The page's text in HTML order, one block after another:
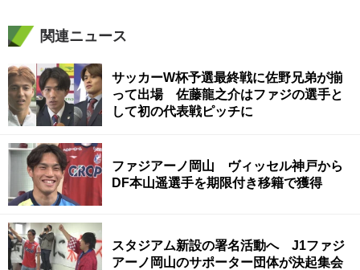
関連ニュース
サッカーW杯予選最終戦に佐野兄弟が揃
って出場 佐藤龍之介はファジの選手と
して初の代表戦ピッチに
ファジアーノ岡山 ヴィッセル神戸から
DF本山遥選手を期限付き移籍で獲得
スタジアム新設の署名活動へ J1ファジ
アーノ岡山のサポーター団体が決起集会